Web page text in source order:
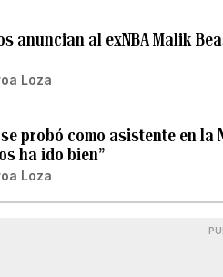
anuncian al exNBA Malik
Loza
probó como asistente en la
ha ido bien”
Loza